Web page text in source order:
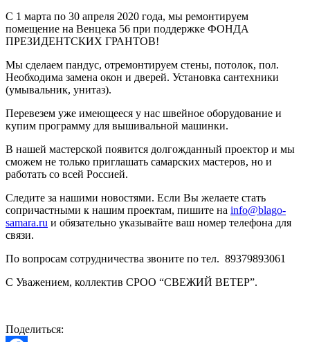
С 1 марта по 30 апреля 2020 года, мы ремонтируем
помещение на Венцека 56 при поддержке ФОНДА
ПРЕЗИДЕНТСКИХ ГРАНТОВ!
Мы сделаем пандус, отремонтируем стены, потолок, пол.
Необходима замена окон и дверей. Установка сантехники
(умывальник, унитаз).
Перевезем уже имеющееся у нас швейное оборудование и
купим программу для вышивальной машинки.
В нашей мастерской появится долгожданный проектор и мы
сможем не только приглашать самарских мастеров, но и
работать со всей Россией.
Следите за нашими новостями. Если Вы желаете стать
сопричастными к нашим проектам, пишите на info@blago-
samara.ru и обязательно указывайте ваш номер телефона для
связи.
По вопросам сотрудничества звоните по тел. 89379893061
С Уважением, коллектив СРОО “СВЕЖИЙ ВЕТЕР”.
Поделиться: